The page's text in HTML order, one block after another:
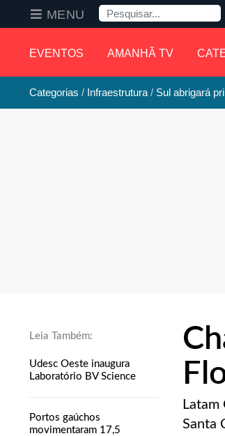
EVENTOS AMANHÃ TV
MENU Pesquisa
Categorias Infraestrutura Sul abrigará
Udesc Oeste inaugura
Laboratório BV Science
Portos gaúchos
movimentaram 17,5
Santa